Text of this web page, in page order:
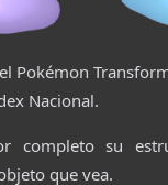
Pokémon
Nacional.
completo su
que vea.